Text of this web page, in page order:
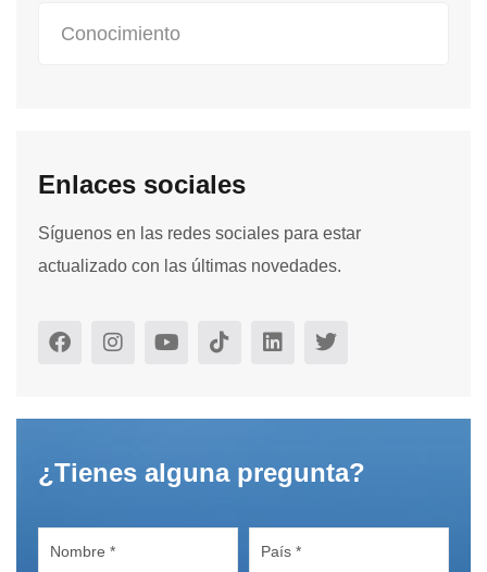
Conocimiento
Enlaces sociales
Síguenos en las redes sociales para estar
actualizado con las últimas novedades.
¿Tienes alguna pregunta?